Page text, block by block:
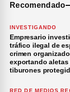
Recomendado
INVESTIGANDO
Empresario
tráfico ilegal de
crimen
exportando aletas
tiburones
RED DE MEDIOS